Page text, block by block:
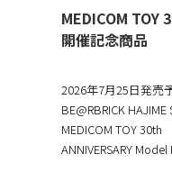
MEDICOM TOY
開催記念商品
2026年7月25日発売
BE@RBRICK HAJIME
MEDICOM TOY 30th
ANNIVERSARY